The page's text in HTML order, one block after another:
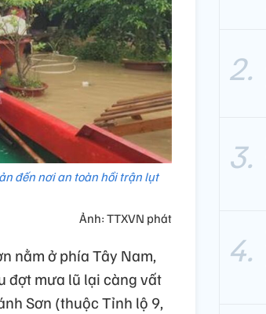
đến nơi an toàn hồi trận lụt
Ảnh: TTXVN phát
nằm ở phía Tây Nam,
đợt mưa lũ lại càng vất
Sơn (thuộc Tỉnh lộ 9,